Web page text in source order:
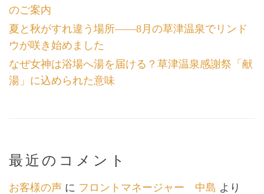
のご案内
夏と秋がすれ違う場所――8月の草津温泉でリンド
ウが咲き始めました
なぜ女神は浴場へ湯を届ける？草津温泉感謝祭「献
湯」に込められた意味
最近のコメント
お客様の声 に フロントマネージャー 中島 より